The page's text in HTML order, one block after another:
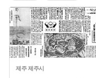
제주제주시